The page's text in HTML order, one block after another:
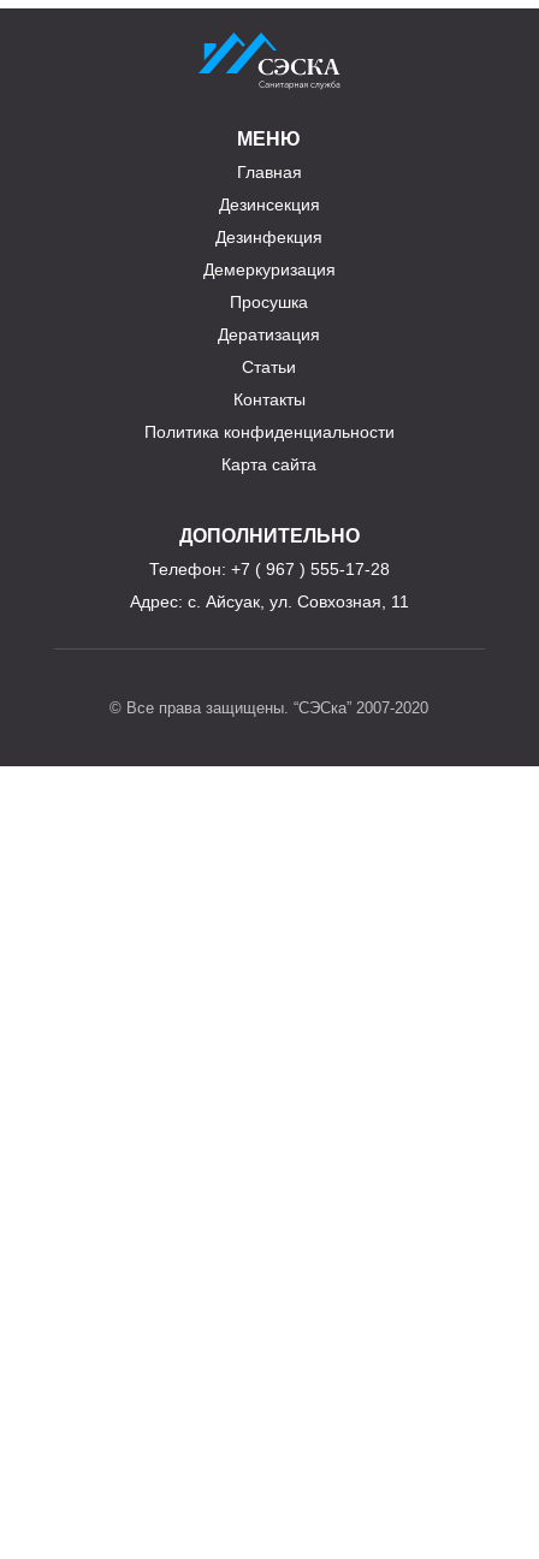
МЕНЮ
Главная
Дезинсекция
Дезинфекция
Демеркуризация
Просушка
Дератизация
Статьи
Контакты
Политика конфиденциальности
Карта сайта
ДОПОЛНИТЕЛЬНО
Телефон: +7 ( 967 ) 555-17-28
Адрес: с. Айсуак, ул. Совхозная, 11
© Все права защищены. “СЭСка” 2007-2020